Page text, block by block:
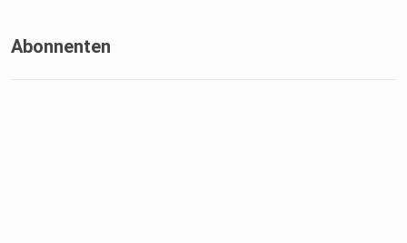
Abonnenten